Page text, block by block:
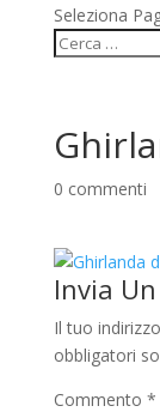
Seleziona
0 commenti
Invia
Il tuo
obbligatori
Commento *